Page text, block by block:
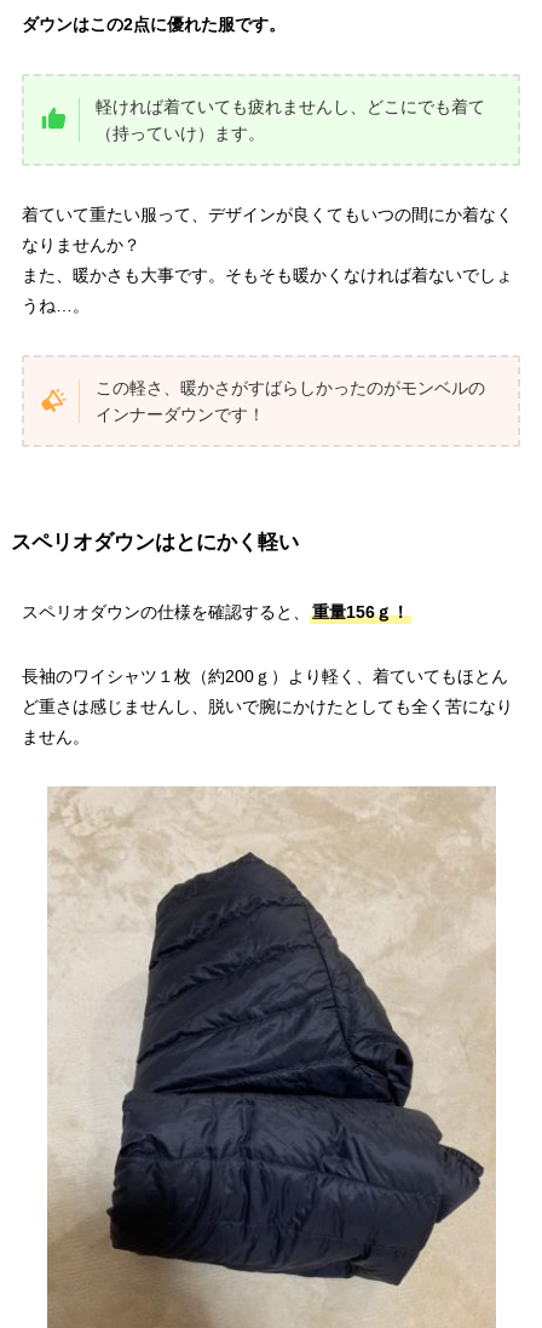
ダウンはこの2点に優れた服です。
軽ければ着ていても疲れませんし、どこにでも着て
（持っていけ）ます。
着ていて重たい服って、デザインが良くてもいつの間にか着なく
なりませんか？
また、暖かさも大事です。そもそも暖かくなければ着ないでしょ
うね…。
この軽さ、暖かさがすばらしかったのがモンベルの
インナーダウンです！
スペリオダウンはとにかく軽い
スペリオダウンの仕様を確認すると、 重量156ｇ！
長袖のワイシャツ１枚（約200ｇ）より軽く、着ていてもほとん
ど重さは感じませんし、脱いで腕にかけたとしても全く苦になり
ません。